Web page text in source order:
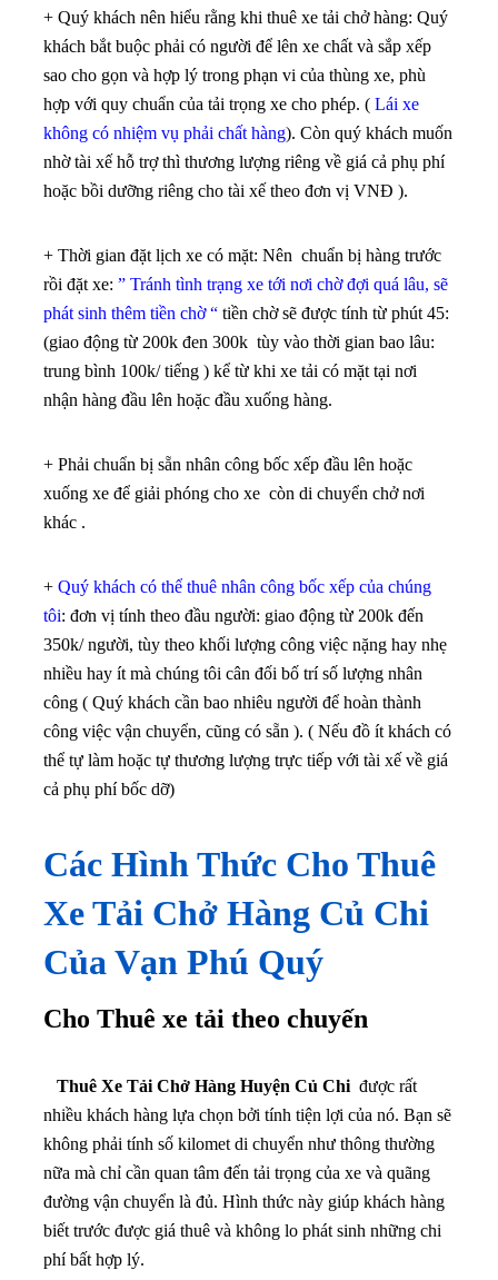
+ Quý khách nên hiểu rằng khi thuê xe tải chở hàng: Quý
khách bắt buộc phải có người để lên xe chất và sắp xếp
sao cho gọn và hợp lý trong phạn vi của thùng xe, phù
hợp với quy chuẩn của tải trọng xe cho phép. ( Lái xe
không có nhiệm vụ phải chất hàng). Còn quý khách muốn
nhờ tài xế hỗ trợ thì thương lượng riêng về giá cả phụ phí
hoặc bồi dưỡng riêng cho tài xế theo đơn vị VNĐ ).
+ Thời gian đặt lịch xe có mặt: Nên chuẩn bị hàng trước
rồi đặt xe: ” Tránh tình trạng xe tới nơi chờ đợi quá lâu, sẽ
phát sinh thêm tiền chờ “ tiền chờ sẽ được tính từ phút 45:
(giao động từ 200k đen 300k tùy vào thời gian bao lâu:
trung bình 100k/ tiếng ) kể từ khi xe tải có mặt tại nơi
nhận hàng đầu lên hoặc đầu xuống hàng.
+ Phải chuẩn bị sẵn nhân công bốc xếp đầu lên hoặc
xuống xe để giải phóng cho xe còn di chuyển chở nơi
khác .
+ Quý khách có thể thuê nhân công bốc xếp của chúng
tôi: đơn vị tính theo đầu người: giao động từ 200k đến
350k/ người, tùy theo khối lượng công việc nặng hay nhẹ
nhiều hay ít mà chúng tôi cân đối bố trí số lượng nhân
công ( Quý khách cần bao nhiêu người để hoàn thành
công việc vận chuyển, cũng có sẵn ). ( Nếu đồ ít khách có
thể tự làm hoặc tự thương lượng trực tiếp với tài xế về giá
cả phụ phí bốc dỡ)
Các Hình Thức Cho Thuê
Xe Tải Chở Hàng Củ Chi
Của Vạn Phú Quý
Cho Thuê xe tải theo chuyến
Thuê Xe Tải Chở Hàng Huyện Củ Chi được rất
nhiều khách hàng lựa chọn bởi tính tiện lợi của nó. Bạn sẽ
không phải tính số kilomet di chuyển như thông thường
nữa mà chỉ cần quan tâm đến tải trọng của xe và quãng
đường vận chuyển là đủ. Hình thức này giúp khách hàng
biết trước được giá thuê và không lo phát sinh những chi
phí bất hợp lý.